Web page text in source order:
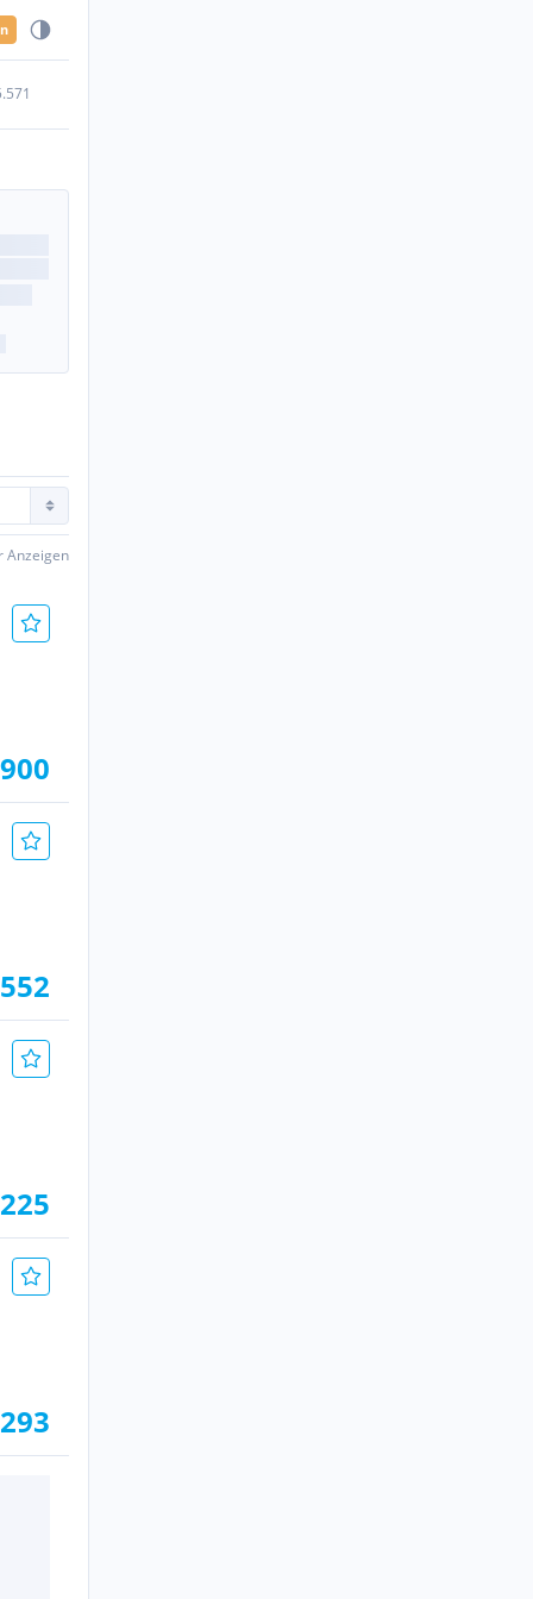
Anzeigen